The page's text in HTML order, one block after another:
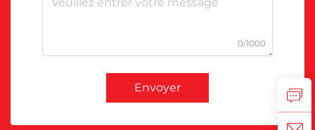
0/1000
Envoyer